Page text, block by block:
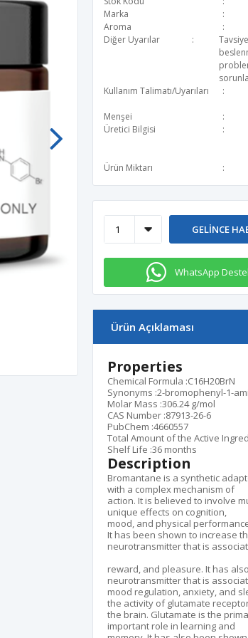
Marka
Aroma
Diğer Uyarılar
Kullanım Talimatı/Uyarıları
Menşei
Üretici Bilgisi
Ürün Miktarı
GELINCE
WhatsApp
Ürün Açıklaması
Properties
Chemical Formula :C16H20BrN
Synonyms :2-bromophenyl-1-
Molar Mass :306.24 g/mol
CAS Number :87913-26-6
PubChem :4660557
Total Amount of the Active
Shelf Life :36 months
Description
Bromantane is a synthetic
with a complex mechanism of
action. It is believed to involve
unique effects on cognition,
mood, and physical
It has been shown to increase
neurotransmitter that is
reward, and pleasure. It has
neurotransmitter that is
mood regulation, anxiety, and
the activity of glutamate
the brain. Glutamate is the
important role in learning and